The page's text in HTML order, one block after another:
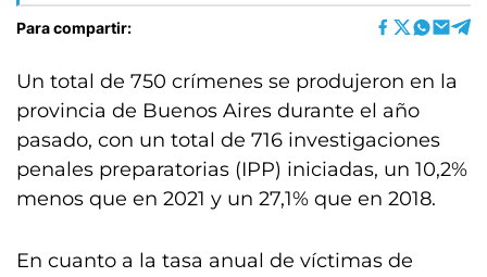
Para compartir:
Un total de 750 crímenes se produjeron en la
provincia de Buenos Aires durante el año
pasado, con un total de 716 investigaciones
penales preparatorias (IPP) iniciadas, un 10,2%
menos que en 2021 y un 27,1% que en 2018.
En cuanto a la tasa anual de víctimas de